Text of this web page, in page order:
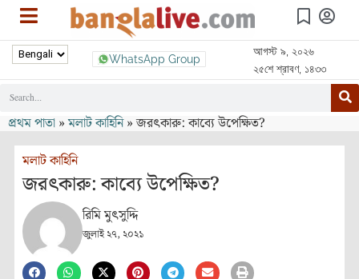
WhatsApp Group
আগস্ট ৯, ২০২৬
২৫শে শ্রাবণ, ১৪৩৩
প্রথম পাতা »মলাট কাহিনি»জরৎকারু: কাব্যে উপেক্ষিত?
মলাট কাহিনি
জরৎকারু: কাব্যে উপেক্ষিত?
রিমি মুৎসুদ্দি
জুলাই ২৭, ২০২১